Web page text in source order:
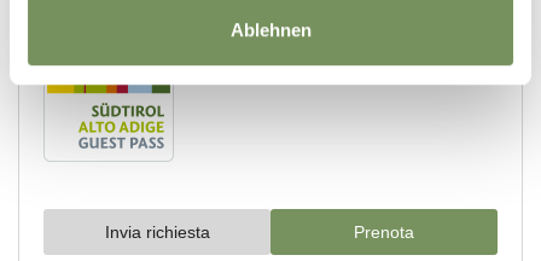
Ablehnen